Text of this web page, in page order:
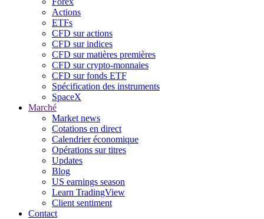
Actions
ETFs
CFD sur actions
CFD sur indices
CFD sur matières premières
CFD sur crypto-monnaies
CFD sur fonds ETF
Spécification des instruments
SpaceX
Marché
Market news
Cotations en direct
Calendrier économique
Opérations sur titres
Updates
Blog
US earnings season
Learn TradingView
Client sentiment
Contact